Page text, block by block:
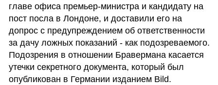
главе офиса премьер-министра и кандидату на
пост посла в Лондоне, и доставили его на
допрос с предупреждением об ответственности
за дачу ложных показаний - как подозреваемого.
Подозрения в отношении Бравермана касается
утечки секретного документа, который был
опубликован в Германии изданием Bild.